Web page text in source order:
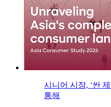
시니어 시장, ‘싼
통해